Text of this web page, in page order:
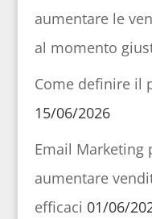
aumentare le
al momento
Come definire il
15/06/2026
Email Marketing
aumentare
efficaci 01/06/